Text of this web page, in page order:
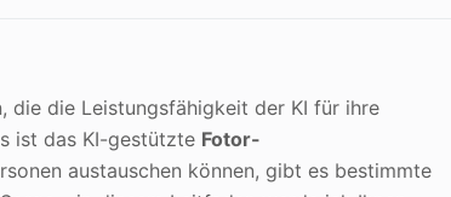
die die Leistungsfähigkeit der KI für ihre
ist das KI-gestützte Fotor-
austauschen können, gibt es bestimmte